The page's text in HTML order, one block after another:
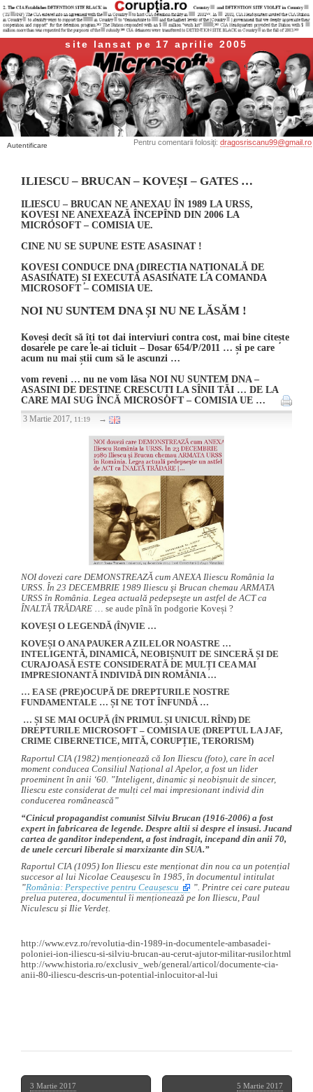
site lansat pe 17 aprilie 2005
Autentificare Pentru comentarii folosiţi: dragosriscanu99@gmail.ro
ILIESCU – BRUCAN – KOVEȘI – GATES …
ILIESCU – BRUCAN NE ANEXAU ÎN 1989 LA URSS,
KOVEȘI NE ANEXEAZĂ ÎNCEPÎND DIN 2006 LA
MICROSOFT – COMISIA UE.
CINE NU SE SUPUNE ESTE ASASINAT !
KOVEȘI CONDUCE DNA (DIRECȚIA NAȚIONALĂ DE
ASASINATE) ȘI EXECUTĂ ASASINATE LA COMANDA
MICROSOFT – COMISIA UE.
NOI NU SUNTEM DNA ȘI NU NE LĂSĂM !
Koveși decît să îți tot dai interviuri contra cost, mai bine citește
dosarele pe care le-ai ticluit – Dosar 654/P/2011 … și pe care
acum nu mai știi cum să le ascunzi …
vom reveni … nu ne vom lăsa NOI NU SUNTEM DNA –
ASASINI DE DESTINE CRESCUȚI LA SÎNII TĂI … DE LA
CARE MAI SUG ÎNCĂ MICROSOFT – COMISIA UE …
3 Martie 2017, 11:19 →
NOI dovezi care DEMONSTREAZĂ cum ANEXA Iliescu România la
URSS. În 23 DECEMBRIE 1989 Iliescu şi Brucan chemau ARMATA
URSS în România. Legea actuală pedepseşte un astfel de ACT ca
ÎNALTĂ TRĂDARE … se aude pînă în podgorie Koveși ?
KOVEȘI O LEGENDĂ (ÎN)VIE …
KOVEȘI O ANA PAUKER A ZILELOR NOASTRE …
INTELIGENTĂ, DINAMICĂ, NEOBIȘNUIT DE SINCERĂ ȘI DE
CURAJOASĂ ESTE CONSIDERATĂ DE MULȚI CEA MAI
IMPRESIONANTĂ INDIVIDĂ DIN ROMÂNIA …
… EA SE (PRE)OCUPĂ DE DREPTURILE NOSTRE
FUNDAMENTALE … ȘI NE TOT ÎNFUNDĂ …
… ȘI SE MAI OCUPĂ (ÎN PRIMUL ȘI UNICUL RÎND) DE
DREPTURILE MICROSOFT – COMISIA UE (DREPTUL LA JAF,
CRIME CIBERNETICE, MITĂ, CORUPȚIE, TERORISM)
Raportul CIA (1982) menționează că Ion Iliescu (foto), care în acel
moment conducea Consiliul Național al Apelor, a fost un lider
proeminent în anii ‘60. ”Inteligent, dinamic și neobișnuit de sincer,
Iliescu este considerat de mulți cel mai impresionant individ din
conducerea românească”
“Cinicul propagandist comunist Silviu Brucan (1916-2006) a fost
expert in fabricarea de legende. Despre altii si despre el insusi. Jucand
cartea de ganditor independent, a fost indragit, incepand din anii 70,
de unele cercuri liberale si marxizante din SUA.”
Raportul CIA (1095) Ion Iliescu este menționat din nou ca un potențial
succesor al lui Nicolae Ceaușescu în 1985, în documentul intitulat
”România: Perspective pentru Ceaușescu
”. Printre cei care puteau
prelua puterea, documentul îi menționează pe Ion Iliescu, Paul
Niculescu și Ilie Verdeț.
http://www.evz.ro/revolutia-din-1989-in-documentele-ambasadei-
poloniei-ion-iliescu-si-silviu-brucan-au-cerut-ajutor-militar-rusilor.html
http://www.historia.ro/exclusiv_web/general/articol/documente-cia-
anii-80-iliescu-descris-un-potential-inlocuitor-al-lui
3 Martie 2017 5 Martie 2017